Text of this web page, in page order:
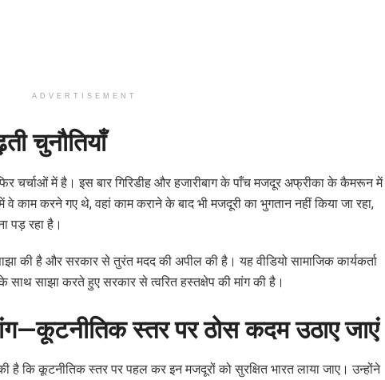
ADVERTISEMENT
चुनौतियाँ
चर्चाओं में है। इस बार गिरिडीह और हजारीबाग के पाँच मजदूर अफ्रीका के कैमरून में
करने गए थे, वहां काम कराने के बाद भी मजदूरी का भुगतान नहीं किया जा रहा,
पड़ रहा है।
की है और सरकार से तुरंत मदद की अपील की है। यह वीडियो सामाजिक कार्यकर्ता
साथ साझा करते हुए सरकार से त्वरित हस्तक्षेप की मांग की है।
स्तर पर ठोस कदम उठाए जाएं
कि कूटनीतिक स्तर पर पहल कर इन मजदूरों को सुरक्षित भारत लाया जाए। उन्होंने